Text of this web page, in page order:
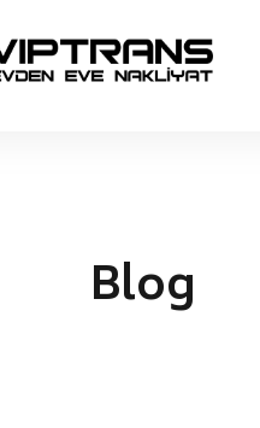
Blog